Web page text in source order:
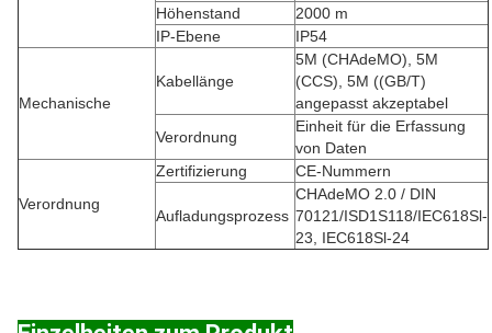
Höhenstand
2000 m
IP-Ebene
IP54
Mechanische
Kabellänge
5M (CHAdeMO), 5M
(CCS), 5M ((GB/T)
angepasst akzeptabel
Verordnung
Einheit für die Erfassung
von Daten
Verordnung
Zertifizierung CE-Nummern
Aufladungsprozess
CHAdeMO 2.0 / DIN
70121/ISD1S118/IEC618Sl-
23, IEC618Sl-24